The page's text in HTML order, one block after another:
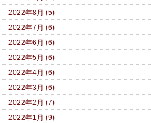
2022年8月 (5)
2022年7月 (6)
2022年6月 (6)
2022年5月 (6)
2022年4月 (6)
2022年3月 (6)
2022年2月 (7)
2022年1月 (9)